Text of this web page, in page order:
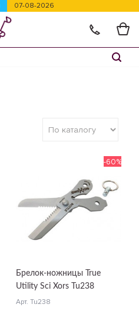
07-08-2026
Брелок-ножницы True
Utility Sci Xors Tu238
Арт. Tu238
-60%